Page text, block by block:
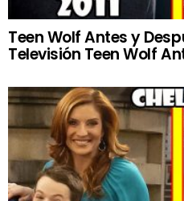
Teen Wolf Antes y
Televisión Teen Wolf